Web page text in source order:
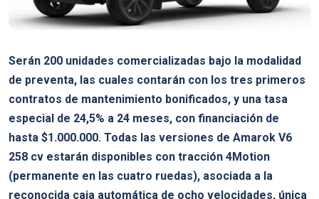
Serán 200 unidades comercializadas bajo la modalidad
de preventa, las cuales contarán con los tres primeros
contratos de mantenimiento bonificados, y una tasa
especial de 24,5% a 24 meses, con financiación de
hasta $1.000.000. Todas las versiones de Amarok V6
258 cv estarán disponibles con tracción 4Motion
(permanente en las cuatro ruedas), asociada a la
reconocida caja automática de ocho velocidades, única